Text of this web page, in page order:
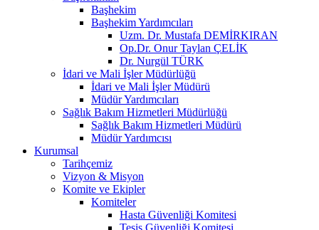
Başhekim
Başhekim Yardımcıları
Uzm. Dr. Mustafa DEMİRKIRAN
Op.Dr. Onur Taylan ÇELİK
Dr. Nurgül TÜRK
İdari ve Mali İşler Müdürlüğü
İdari ve Mali İşler Müdürü
Müdür Yardımcıları
Sağlık Bakım Hizmetleri Müdürlüğü
Sağlık Bakım Hizmetleri Müdürü
Müdür Yardımcısı
Kurumsal
Tarihçemiz
Vizyon & Misyon
Komite ve Ekipler
Komiteler
Hasta Güvenliği Komitesi
Tesis Güvenliği Komitesi